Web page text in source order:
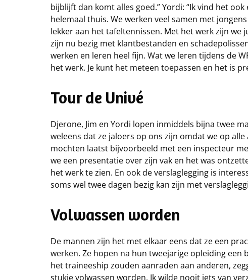
bijblijft dan komt alles goed.” Yordi: “Ik vind het
helemaal thuis. We werken veel samen met
lekker aan het tafeltennissen. Met het werk zijn we
zijn nu bezig met klantbestanden en
werken en leren heel fijn. Wat we leren tijdens de
het werk. Je kunt het meteen toepassen en het is
Tour de Univé
Djerone, Jim en Yordi lopen inmiddels bijna twee
weleens dat ze jaloers op ons zijn omdat we op
mochten laatst bijvoorbeeld met een inspecteur
we een presentatie over zijn vak en het was
het werk te zien. En ook de verslaglegging is
soms wel twee dagen bezig kan zijn met
Volwassen worden
De mannen zijn het met elkaar eens dat ze een
werken. Ze hopen na hun tweejarige opleiding een
het traineeship zouden aanraden aan anderen,
stukje volwassen worden. Ik wilde nooit iets van